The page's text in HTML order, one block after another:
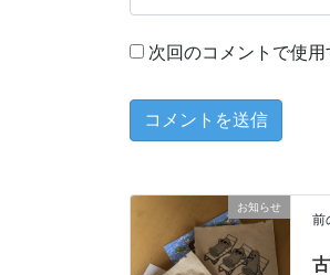
次回のコメントで使
お知らせ
前